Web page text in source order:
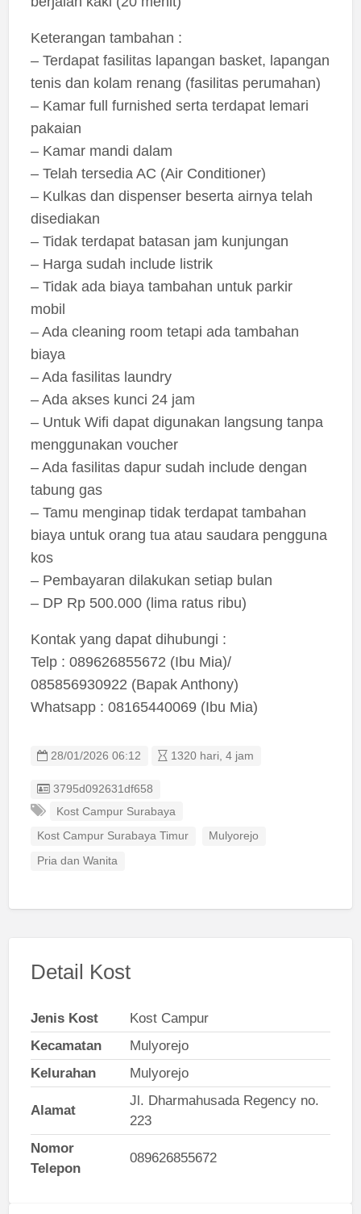
Keterangan tambahan :
– Terdapat fasilitas lapangan basket, lapangan
tenis dan kolam renang (fasilitas perumahan)
– Kamar full furnished serta terdapat lemari
pakaian
– Kamar mandi dalam
– Telah tersedia AC (Air Conditioner)
– Kulkas dan dispenser beserta airnya telah
disediakan
– Tidak terdapat batasan jam kunjungan
– Harga sudah include listrik
– Tidak ada biaya tambahan untuk parkir
mobil
– Ada cleaning room tetapi ada tambahan
biaya
– Ada fasilitas laundry
– Ada akses kunci 24 jam
– Untuk Wifi dapat digunakan langsung tanpa
menggunakan voucher
– Ada fasilitas dapur sudah include dengan
tabung gas
– Tamu menginap tidak terdapat tambahan
biaya untuk orang tua atau saudara pengguna
kos
– Pembayaran dilakukan setiap bulan
– DP Rp 500.000 (lima ratus ribu)
Kontak yang dapat dihubungi :
Telp : 089626855672 (Ibu Mia)/
085856930922 (Bapak Anthony)
Whatsapp : 08165440069 (Ibu Mia)
28/01/2026 06:12 1320 hari, 4 jam
Listing ID
3795d092631df658
Kost Campur Surabaya
Kost Campur Surabaya Timur Mulyorejo
Pria dan Wanita
Detail Kost
Jenis Kost
Kost Campur
Kecamatan
Mulyorejo
Kelurahan
Mulyorejo
Alamat
Jl. Dharmahusada Regency no.
223
Nomor
Telepon
089626855672